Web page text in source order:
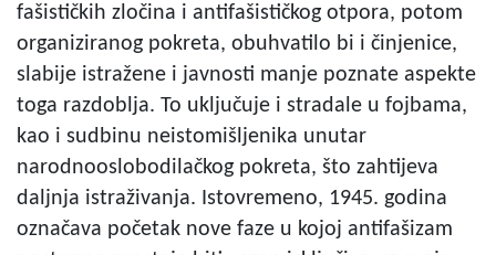
fašističkih zločina i antifašističkog otpora, potom
organiziranog pokreta, obuhvatilo bi i činjenice,
slabije istražene i javnosti manje poznate aspekte
toga razdoblja. To uključuje i stradale u fojbama,
kao i sudbinu neistomišljenika unutar
narodnooslobodilačkog pokreta, što zahtijeva
daljnja istraživanja. Istovremeno, 1945. godina
označava početak nove faze u kojoj antifašizam